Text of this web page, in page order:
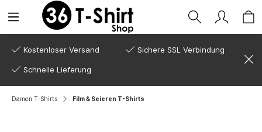
Kostenloser Versand Sichere SSL Verbindung
Schnelle Lieferung
Damen T-Shirts Film & Seieren T-Shirts